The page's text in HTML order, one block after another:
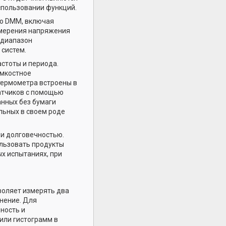
функций.
DMM, включая
напряжения
и периода.
встроены в
с помощью
без бумаги
в своем роде
долговечностью.
продукты
испытаниях, при
измерять два
Для
и
гистограмм в